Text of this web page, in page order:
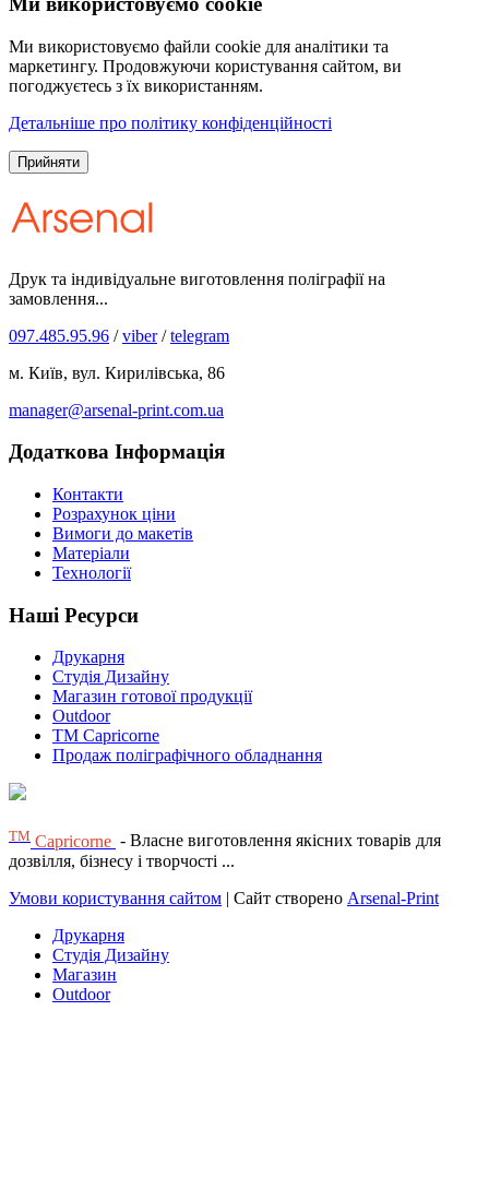
Ми використовуємо файли cookie для аналітики та
маркетингу. Продовжуючи користування сайтом, ви
погоджуєтесь з їх використанням.
Детальніше про політику конфіденційності
Прийняти
Друк та індивідуальне виготовлення поліграфії на
замовлення...
097.485.95.96 /viber/telegram
м. Київ, вул. Кирилівська, 86
manager@arsenal-print.com.ua
Додаткова Інформація
Контакти
Розрахунок ціни
Вимоги до макетів
Матеріали
Технології
Наші Ресурси
Друкарня
Студія Дизайну
Магазин готової продукції
Outdoor
TM Capricorne
Продаж поліграфічного обладнання
ТМ Capricorne - Власне виготовлення якісних товарів для
дозвілля, бізнесу і творчості ...
Умови користування сайтом | Сайт створено Arsenal-Print
Друкарня
Студія Дизайну
Магазин
Outdoor